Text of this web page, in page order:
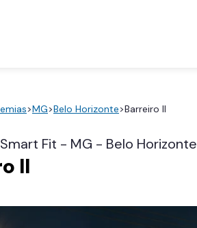
>MG>Belo Horizonte>Barreiro II
Fit - MG - Belo Horizonte
II